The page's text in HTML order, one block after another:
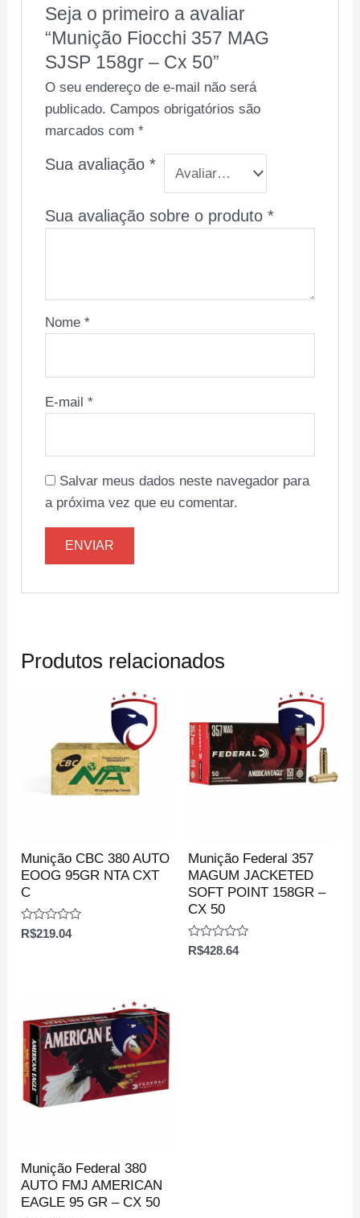
Seja o primeiro a avaliar
“Munição Fiocchi 357 MAG
SJSP 158gr – Cx 50”
O seu endereço de e-mail não será
publicado. Campos obrigatórios são
marcados com *
Sua avaliação *
Sua avaliação sobre o produto *
Nome *
E-mail *
Salvar meus dados neste navegador para
a próxima vez que eu comentar.
Produtos relacionados
Munição CBC 380 AUTO
EOOG 95GR NTA CXT
C
Avaliação
0
R$219.04
Munição Federal 357
MAGUM JACKETED
SOFT POINT 158GR –
CX 50
Avaliação
0
R$428.64
Munição Federal 380
AUTO FMJ AMERICAN
EAGLE 95 GR – CX 50